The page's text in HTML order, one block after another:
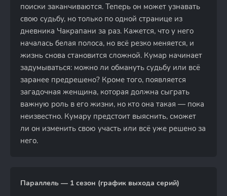
поиски заканчиваются. Теперь он может узнавать
свою судьбу, но только по одной странице из
дневника Чакрапани за раз. Кажется, что у него
началась белая полоса, но всё резко меняется, и
жизнь снова становится сложной. Кумар начинает
задумываться: можно ли обмануть судьбу или всё
заранее предрешено? Кроме того, появляется
загадочная женщина, которая должна сыграть
важную роль в его жизни, но кто она такая — пока
неизвестно. Кумару предстоит выяснить, сможет
ли он изменить свою участь или всё уже решено за
него.
Параллель — 1 сезон (график выхода серий)